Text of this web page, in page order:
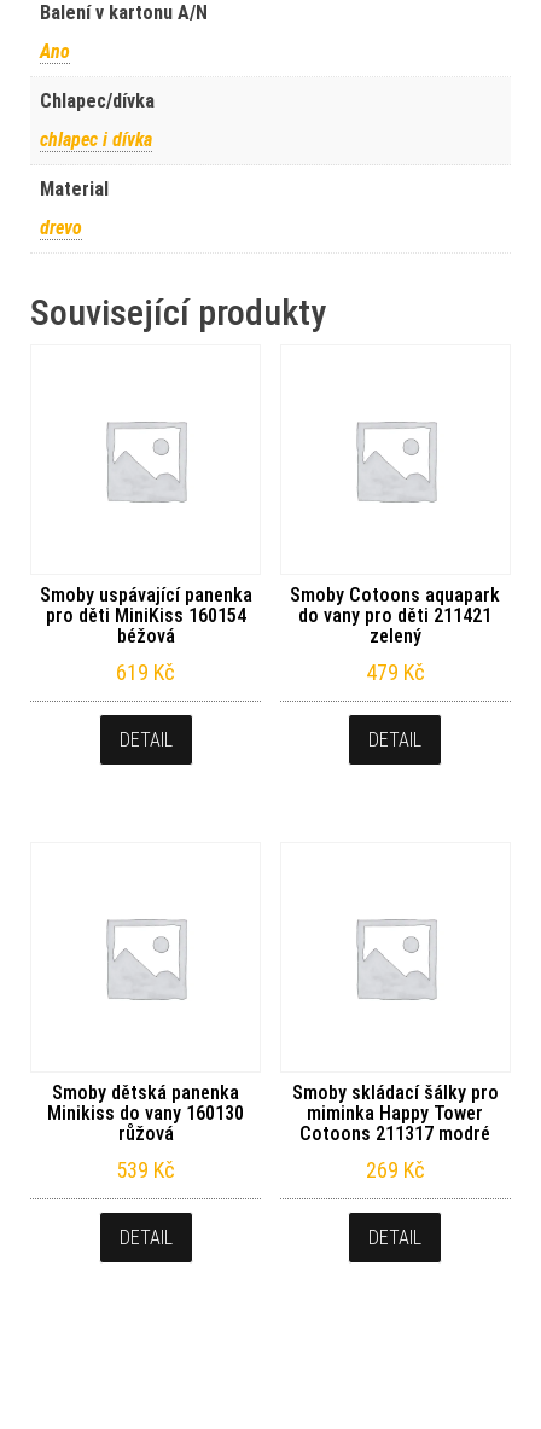
Balení v kartonu A/N
Ano
Chlapec/dívka
chlapec i dívka
Material
drevo
Související produkty
Smoby uspávající panenka
pro děti MiniKiss 160154
béžová
619 Kč
DETAIL
Smoby Cotoons aquapark
do vany pro děti 211421
zelený
479 Kč
DETAIL
Smoby dětská panenka
Minikiss do vany 160130
růžová
539 Kč
DETAIL
Smoby skládací šálky pro
miminka Happy Tower
Cotoons 211317 modré
269 Kč
DETAIL